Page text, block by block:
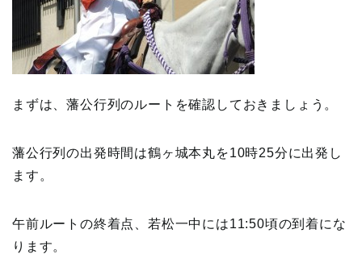
まずは、藩公行列のルートを確認しておきましょう。
藩公行列の出発時間は鶴ヶ城本丸を10時25分に出発し
ます。
午前ルートの終着点、若松一中には11:50頃の到着にな
ります。